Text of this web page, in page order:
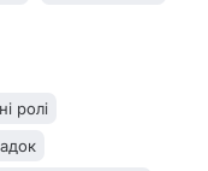
ролі